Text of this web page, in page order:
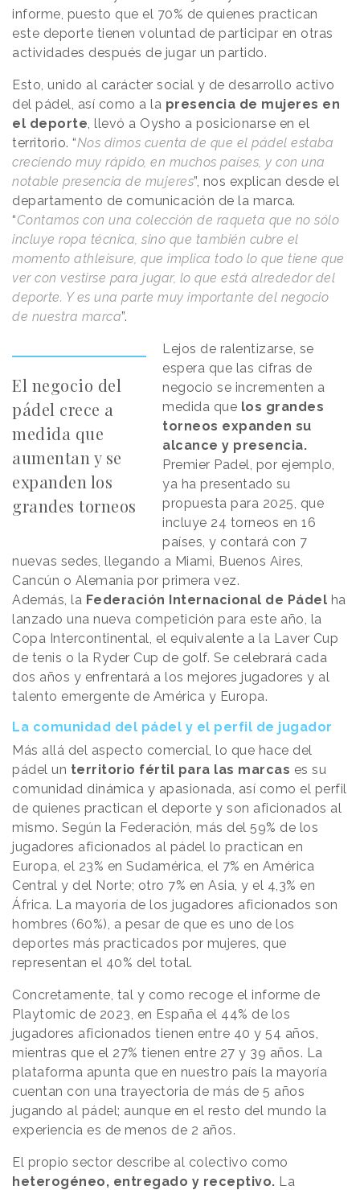
informe, puesto que el 70% de quienes practican
este deporte tienen voluntad de participar en otras
actividades después de jugar un partido.
Esto, unido al carácter social y de desarrollo activo
del pádel, así como a la presencia de mujeres en
el deporte, llevó a Oysho a posicionarse en el
territorio. “Nos dimos cuenta de que el pádel estaba
creciendo muy rápido, en muchos países, y con una
notable presencia de mujeres”, nos explican desde el
departamento de comunicación de la marca.
“Contamos con una colección de raqueta que no sólo
incluye ropa técnica, sino que también cubre el
momento athleisure, que implica todo lo que tiene que
ver con vestirse para jugar, lo que está alrededor del
deporte. Y es una parte muy importante del negocio
de nuestra marca”.
El negocio del
pádel crece a
medida que
aumentan y se
expanden los
grandes torneos
Lejos de ralentizarse, se
espera que las cifras de
negocio se incrementen a
medida que los grandes
torneos expanden su
alcance y presencia.
Premier Padel, por ejemplo,
ya ha presentado su
propuesta para 2025, que
incluye 24 torneos en 16
países, y contará con 7
nuevas sedes, llegando a Miami, Buenos Aires,
Cancún o Alemania por primera vez.
Además, la Federación Internacional de Pádel ha
lanzado una nueva competición para este año, la
Copa Intercontinental, el equivalente a la Laver Cup
de tenis o la Ryder Cup de golf. Se celebrará cada
dos años y enfrentará a los mejores jugadores y al
talento emergente de América y Europa.
La comunidad del pádel y el perfil de jugador
Más allá del aspecto comercial, lo que hace del
pádel un territorio fértil para las marcas es su
comunidad dinámica y apasionada, así como el perfil
de quienes practican el deporte y son aficionados al
mismo. Según la Federación, más del 59% de los
jugadores aficionados al pádel lo practican en
Europa, el 23% en Sudamérica, el 7% en América
Central y del Norte; otro 7% en Asia, y el 4,3% en
África. La mayoría de los jugadores aficionados son
hombres (60%), a pesar de que es uno de los
deportes más practicados por mujeres, que
representan el 40% del total.
Concretamente, tal y como recoge el informe de
Playtomic de 2023, en España el 44% de los
jugadores aficionados tienen entre 40 y 54 años,
mientras que el 27% tienen entre 27 y 39 años. La
plataforma apunta que en nuestro país la mayoría
cuentan con una trayectoria de más de 5 años
jugando al pádel; aunque en el resto del mundo la
experiencia es de menos de 2 años.
El propio sector describe al colectivo como
heterogéneo, entregado y receptivo. La